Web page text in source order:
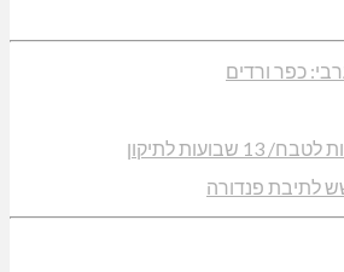
כפר ורדים
לתיבת פנדורה